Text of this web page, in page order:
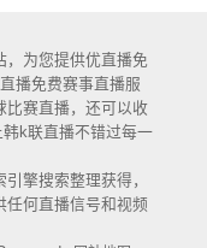
，为您提供优直播免
播免费赛事直播服
比赛直播，还可以收
k联直播不错过每一
擎搜索整理获得，
任何直播信号和视频